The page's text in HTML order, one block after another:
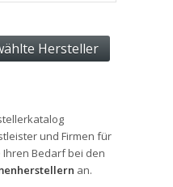
und Firmen für
Ihren Bedarf bei den
an.